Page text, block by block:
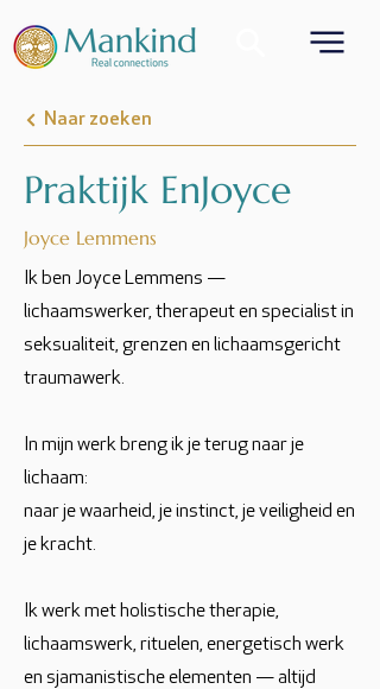
Naar zoeken
Praktijk EnJoyce
Joyce Lemmens
Ik ben Joyce Lemmens —
lichaamswerker, therapeut en specialist in
seksualiteit, grenzen en lichaamsgericht
traumawerk.
In mijn werk breng ik je terug naar je
lichaam:
naar je waarheid, je instinct, je veiligheid en
je kracht.
Ik werk met holistische therapie,
lichaamswerk, rituelen, energetisch werk
en sjamanistische elementen — altijd